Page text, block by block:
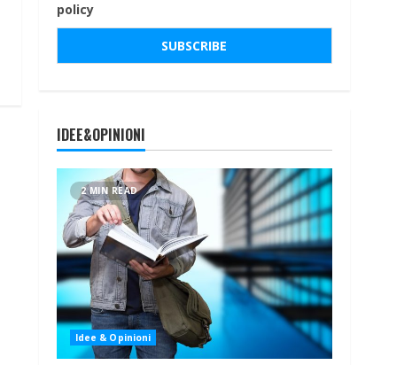
policy
IDEE&OPINIONI
2 MIN READ
Idee & Opinioni